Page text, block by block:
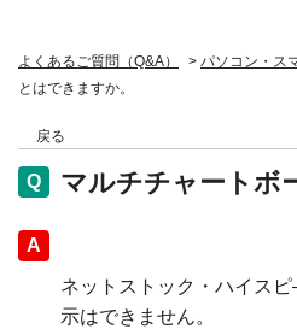
よくあるご質問（Q&A） > パソコン・ス
とはできますか。
戻る
マルチチャートボ
回答
ネットストック・ハイス
示はできません。